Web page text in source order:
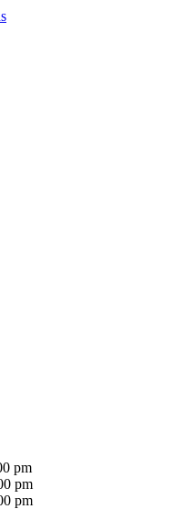
pm
pm
pm